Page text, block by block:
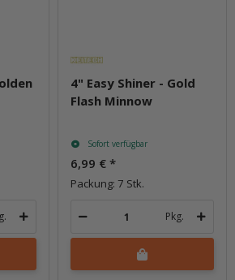
4" Easy Shiner - Gold
Flash Minnow
Sofort verfügbar
6,99 € *
Packung: 7 Stk.
Pkg.